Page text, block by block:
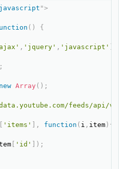
">
( ) {
, 'jquery' , 'javascript'
;
new Array ( ) ;
feeds/api/
'items' , function ( i , item) {
[ 'id' ) ;